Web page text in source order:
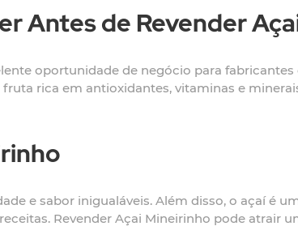
Antes de Revender
oportunidade de negócio para
rica em antioxidantes, vitaminas e
e sabor inigualáveis. Além disso, o açaí é
Revender Açai Mineirinho pode atrair